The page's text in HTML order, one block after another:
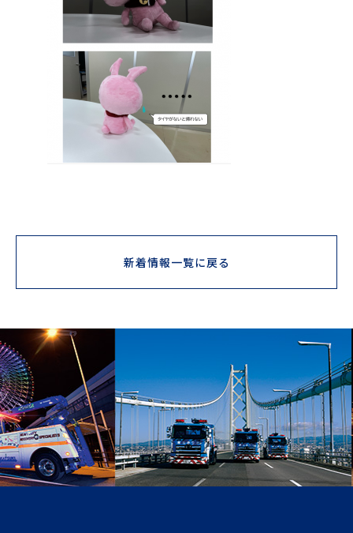
新着情報一覧に戻る